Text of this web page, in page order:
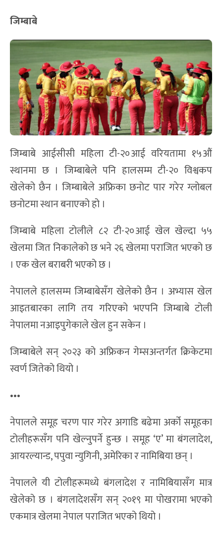
जिम्बाबे
जिम्बाबे आईसीसी महिला टी-२०आई वरियतामा १५औं
स्थानमा छ । जिम्बाबेले पनि हालसम्म टी-२० विश्वकप
खेलेको छैन । जिम्बाबेले अफ्रिका छनोट पार गरेर ग्लोबल
छनोटमा स्थान बनाएको हो ।
जिम्बाबे महिला टोलीले ८२ टी-२०आई खेल खेल्दा ५५
खेलमा जित निकालेको छ भने २६ खेलमा पराजित भएको छ
। एक खेल बराबरी भएको छ ।
नेपालले हालसम्म जिम्बाबेसँग खेलेको छैन । अभ्यास खेल
आइतबारका लागि तय गरिएको भएपनि जिम्बाबे टोली
नेपालमा नआइपुगेकाले खेल हुन सकेन ।
जिम्बाबेले सन् २०२३ को अफ्रिकन गेम्सअन्तर्गत क्रिकेटमा
स्वर्ण जितेको थियो ।
•••
नेपालले समूह चरण पार गरेर अगाडि बढेमा अर्को समूहका
टोलीहरूसँग पनि खेल्नुपर्ने हुन्छ । समूह ‘ए’ मा बंगलादेश,
आयरल्यान्ड, पपुवा न्युगिनी, अमेरिका र नामिबिया छन् ।
नेपालले यी टोलीहरूमध्ये बंगलादेश र नामिबियासँग मात्र
खेलेको छ । बंगलादेशसँग सन् २०१९ मा पोखरामा भएको
एकमात्र खेलमा नेपाल पराजित भएको थियो ।